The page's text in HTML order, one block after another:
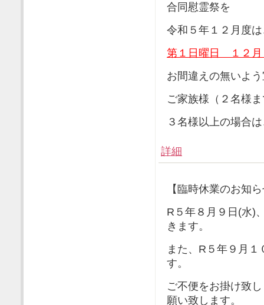
合同慰霊祭を
令和５年１２月度
第１日曜日 １２月
お間違えの無いよ
ご家族様（２名様
３名様以上の場合
詳細
【臨時休業のお知
R５年８月９日(水)
きます。
また、R５年９月
す。
ご不便をお掛け致
願い致します。